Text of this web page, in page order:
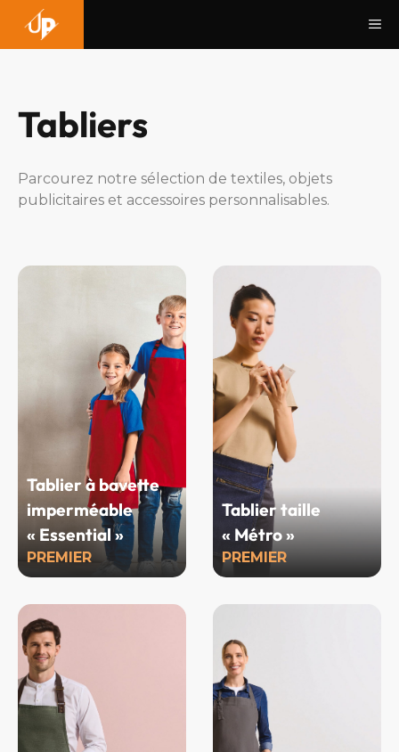
contenu
Tabliers
Parcourez notre sélection de textiles, objets
publicitaires et accessoires personnalisables.
Tablier à bavette
imperméable
« Essential »
PREMIER
Tablier taille
« Métro »
PREMIER